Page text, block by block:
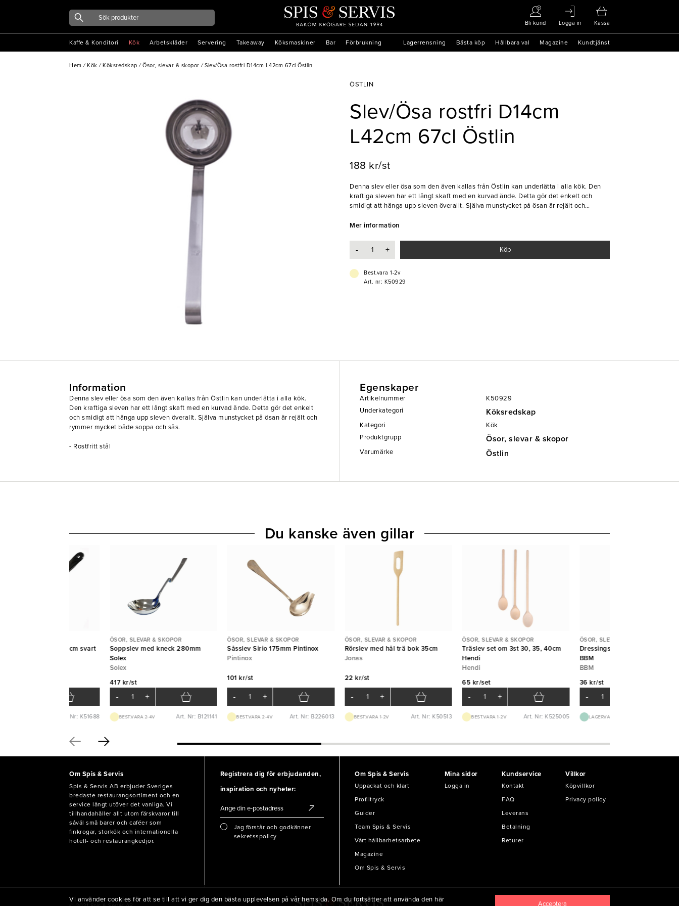
Bli kund Logga in Kassa
Kaffe & Konditori Kök Arbetskläder Servering Takeaway Köksmaskiner Bar Förbrukning Lagerrensning Bästa köp Hållbara val Magazine Kundtjänst
Hem / Kök / Köksredskap / Ösor, slevar & skopor / Slev/Ösa rostfri D14cm L42cm 67cl Östlin
ÖSTLIN
Slev/Ösa rostfri D14cm
L42cm 67cl Östlin
188 kr/st
Denna slev eller ösa som den även kallas från Östlin kan underlätta i alla kök. Den
kraftiga sleven har ett långt skaft med en kurvad ände. Detta gör det enkelt och
smidigt att hänga upp sleven överallt. Själva munstycket på ösan är rejält och
Mer information
- + Köp
Best.vara 1-2v
Art. nr: K50929
Information
Denna slev eller ösa som den även kallas från Östlin kan underlätta i alla kök.
Den kraftiga sleven har ett långt skaft med en kurvad ände. Detta gör det enkelt
och smidigt att hänga upp sleven överallt. Själva munstycket på ösan är rejält och
rymmer mycket både soppa och sås.
- Rostfritt stål
Egenskaper
Artikelnummer
K50929
Underkategori
Köksredskap
Kategori
Kök
Produktgrupp
Ösor, slevar & skopor
Varumärke Östlin
plast 28cm svart
Art. Nr: K51688
ÖSOR, SLEVAR & SKOPOR
Soppslev med kneck 280mm
Solex
Solex
417 kr/st
- +
BEST.VARA 2-4V Art. Nr: B121141
ÖSOR, SLEVAR & SKOPOR
Såsslev Sirio 175mm Pintinox
Pintinox
101 kr/st
- +
BEST.VARA 2-4V Art. Nr: B226013
ÖSOR, SLEVAR & SKOPOR
Rörslev med hål trä bok 35cm
Jonas
22 kr/st
- +
BEST.VARA 1-2V Art. Nr: K50513
ÖSOR, SLEVAR & SKOPOR
Träslev set om 3st 30, 35, 40cm
Hendi
Hendi
65 kr/set
- +
BEST.VARA 1-2V Art. Nr: K525005
ÖSOR, SLEVAR & SKOPOR
Dressingslev Captain 5cl
BBM
BBM
36 kr/st
-
LAGERVARA
Du kanske även gillar
Om Spis & Servis
Spis & Servis AB erbjuder Sveriges
bredaste restaurangsortiment och en
service långt utöver det vanliga. Vi
tillhandahåller allt utom färskvaror till
såväl små barer och caféer som
finkrogar, storkök och internationella
hotell- och restaurangkedjor.
Registrera dig för erbjudanden,
inspiration och nyheter:
Jag förstår och godkänner
sekretsspolicy
Om Spis & Servis
Uppackat och klart
Profiltryck
Guider
Team Spis & Servis
Vårt hållbarhetsarbete
Magazine
Om Spis & Servis
Mina sidor
Logga in
Kundservice
Kontakt
FAQ
Leverans
Betalning
Returer
Villkor
Köpvillkor
Privacy policy
Vi använder cookies för att se till att vi ger dig den bästa upplevelsen på vår hemsida. Om du fortsätter att använda den här
Acceptera